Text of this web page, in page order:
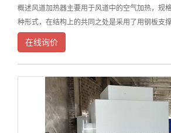
概述风道加热器主要用于风道中的空气加热，规
种形式，在结构上的共同之处是采用了用钢板支
时电热管的振动，在接线盒中都装有超温控制装
风道上，而中温型、高温型由于结构上的不同，在
在线询价